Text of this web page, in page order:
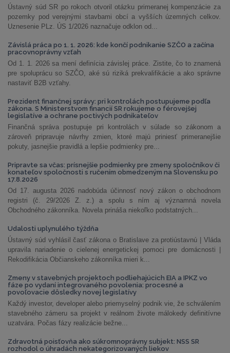
Ústavný súd SR po rokoch otvoril otázku primeranej kompenzácie za
pozemky pod verejnými stavbami obcí a vyšších územných celkov.
Uznesenie PLz. ÚS 1/2026 naznačuje odklon od...
Závislá práca po 1. 1. 2026: kde končí podnikanie SZČO a začína
pracovnoprávny vzťah
Od 1. 1. 2026 sa mení definícia závislej práce. Zistite, čo to znamená
pre spoluprácu so SZČO, aké sú riziká prekvalifikácie a ako správne
nastaviť B2B vzťahy.
Prezident finančnej správy: pri kontrolách postupujeme podľa
zákona. S Ministerstvom financií SR rokujeme o férovejšej
legislatíve a ochrane poctivých podnikateľov
Finančná správa postupuje pri kontrolách v súlade so zákonom a
zároveň pripravuje návrhy zmien, ktoré majú priniesť primeranejšie
pokuty, jasnejšie pravidlá a lepšie podmienky pre...
Pripravte sa včas: prísnejšie podmienky pre zmeny spoločníkov či
konateľov spoločnosti s ručením obmedzeným na Slovensku po
17.8.2026
Od 17. augusta 2026 nadobúda účinnosť nový zákon o obchodnom
registri (č. 29/2026 Z. z.) a spolu s ním aj významná novela
Obchodného zákonníka. Novela prináša niekoľko podstatných...
Udalosti uplynulého týždňa
Ústavný súd vyhlásil časť zákona o Bratislave za protiústavnú | Vláda
upravila nariadenie o cielenej energetickej pomoci pre domácnosti |
Rekodifikácia Občianskeho zákonníka mieri k...
Zmeny v stavebných projektoch podliehajúcich EIA a IPKZ vo
fáze po vydaní integrovaného povolenia: procesné a
povoľovacie dôsledky novej legislatívy
Každý investor, developer alebo priemyselný podnik vie, že schválením
stavebného zámeru sa projekt v reálnom živote málokedy definitívne
uzatvára. Počas fázy realizácie bežne...
Zdravotná poisťovňa ako súkromnoprávny subjekt: NSS SR
rozhodol o úhradách nekategorizovaných liekov